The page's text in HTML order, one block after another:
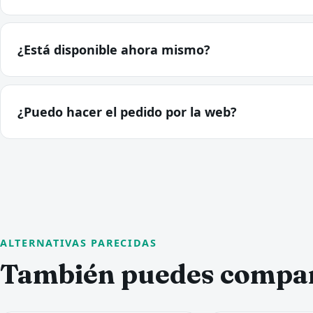
¿Está disponible ahora mismo?
¿Puedo hacer el pedido por la web?
ALTERNATIVAS PARECIDAS
También puedes